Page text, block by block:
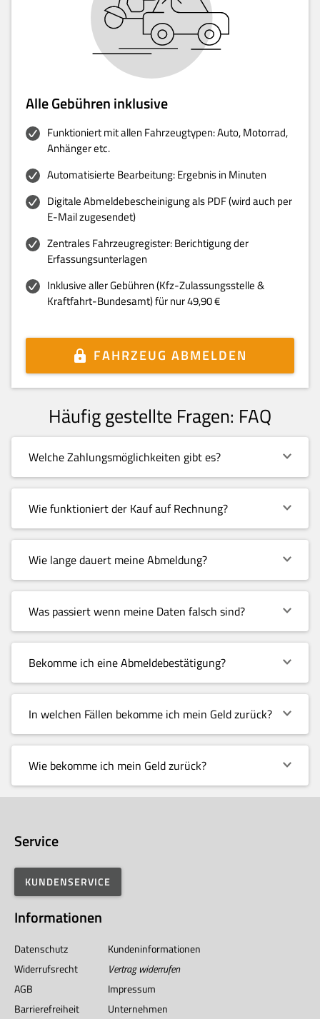
Alle Gebühren inklusive
Funktioniert mit allen Fahrzeugtypen: Auto, Motorrad,
Anhänger etc.
Automatisierte Bearbeitung: Ergebnis in Minuten
Digitale Abmeldebescheinigung als PDF (wird auch per
E-Mail zugesendet)
Zentrales Fahrzeugregister: Berichtigung der
Erfassungsunterlagen
Inklusive aller Gebühren (Kfz-Zulassungsstelle &
Kraftfahrt-Bundesamt) für nur 49,90 €
FAHRZEUG ABMELDEN
Häufig gestellte Fragen: FAQ
Welche Zahlungsmöglichkeiten gibt es?
Wie funktioniert der Kauf auf Rechnung?
Wie lange dauert meine Abmeldung?
Was passiert wenn meine Daten falsch sind?
Bekomme ich eine Abmeldebestätigung?
In welchen Fällen bekomme ich mein Geld zurück?
Wie bekomme ich mein Geld zurück?
Service
KUNDENSERVICE
Informationen
Datenschutz
Kundeninformationen
Widerrufsrecht
Vertrag widerrufen
AGB
Impressum
Barrierefreiheit
Unternehmen